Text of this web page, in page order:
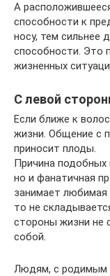
А
способности к
носу, тем сильнее
способности. Это
жизненных
С левой
Если ближе к
жизни. Общение с
приносит плоды.
Причина подобных
но и фанатичная
занимает любимая
то не
стороны жизни не
собой.
Людям, с родимым